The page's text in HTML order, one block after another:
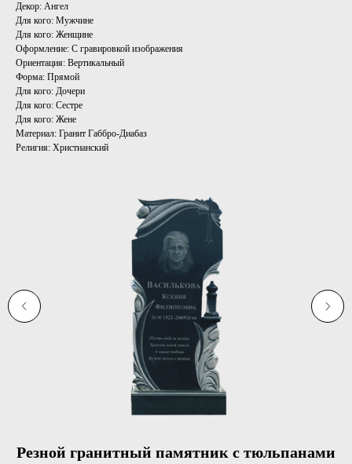
Декор: Ангел
Для кого: Мужчине
Для кого: Женщине
Оформление: С гравировкой изображения
Ориентация: Вертикальный
Форма: Прямой
Для кого: Дочери
Для кого: Сестре
Для кого: Жене
Материал: Гранит Габбро-Диабаз
Религия: Христианский
Резной гранитный памятник с тюльпанами